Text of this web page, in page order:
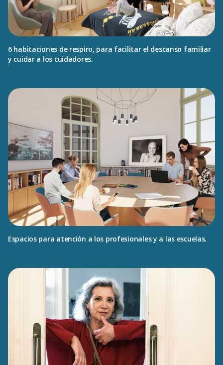
6 habitaciones de respiro, para facilitar el descanso familiar
y cuidar a los cuidadores.
Espacios para atención a los profesionales y a las escuelas.